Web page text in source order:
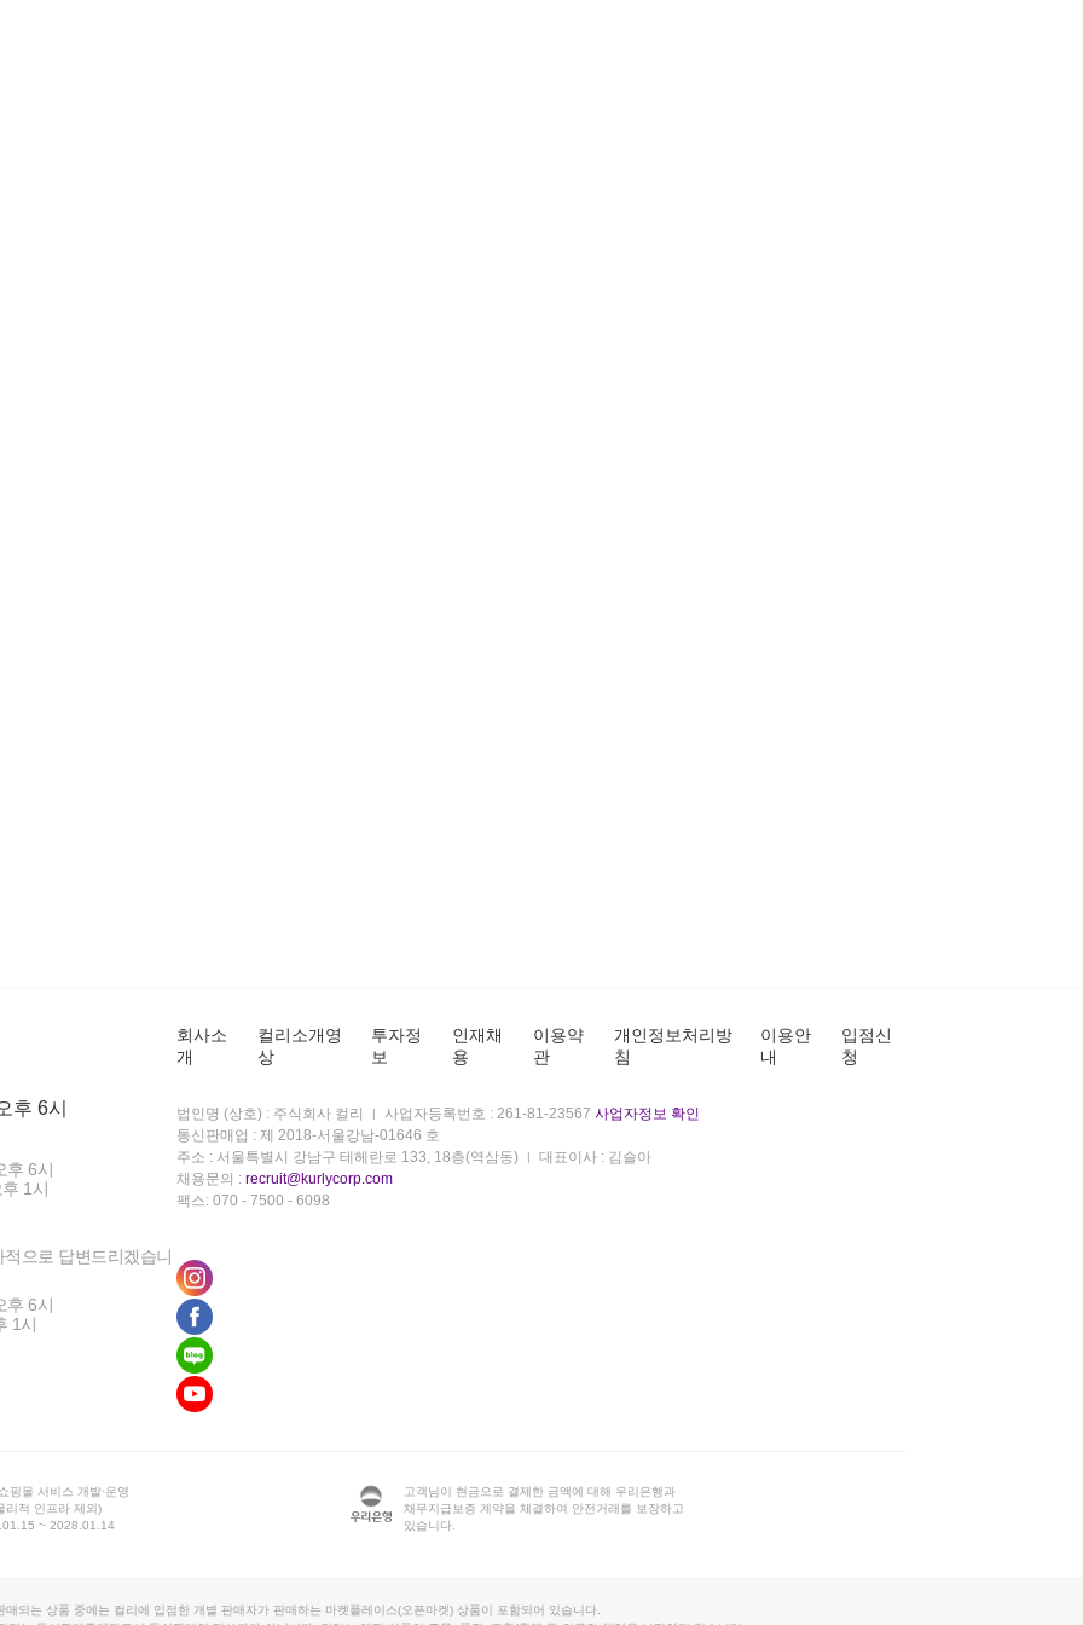
후 6시
후 6시
1시
으로 답변드리겠습니
후 6시
1시
회사소
개
컬리소개영
상
투자정
보
인재채
용
이용약
관
개인정보처리방
침
이용안
내
입점신
청
법인명 (상호) : 주식회사 컬리 사업자등록번호 : 261-81-23567 사업자정보 확인
통신판매업 : 제 2018-서울강남-01646 호
주소 : 서울특별시 강남구 테헤란로 133, 18층(역삼동)
대표이사 : 김슬아
채용문의 : recruit@kurlycorp.com
팩스: 070 - 7500 - 6098
핑몰 서비스 개발·운영
리적 인프라 제외)
~ 2028.01.14
고객님이 현금으로 결제한 금액에 대해 우리은행과
채무지급보증 계약을 체결하여 안전거래를 보장하고
있습니다.
매되는 상품 중에는 컬리에 입점한 개별 판매자가 판매하는 마켓플레이스(오픈마켓) 상품이 포함되어 있습니다.